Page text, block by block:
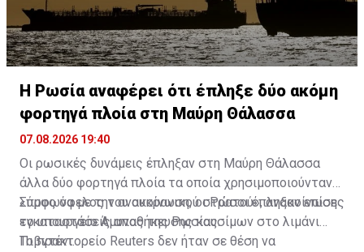
Η Ρωσία αναφέρει ότι έπληξε δύο ακόμη
φορτηγά πλοία στη Μαύρη Θάλασσα
07.08.2026 19:40
Οι ρωσικές δυνάμεις έπληξαν στη Μαύρη Θάλασσα
άλλα δύο φορτηγά πλοία τα οποία χρησιμοποιούνταν
«προς όφελος του ουκρανικού στρατού», ανακοίνωσε
το υπουργείο Άμυνας της Ρωσίας.
Σύμφωνα με την ανακοίνωση, οι Ρώσοι έπληξαν επίσης
εγκαταστάσεις αποθήκευσης καυσίμων στο λιμάνι
Πιβντένι.
Το πρακτορείο Reuters δεν ήταν σε θέση να